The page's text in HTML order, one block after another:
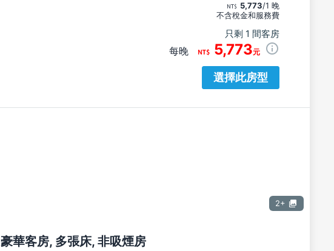
5,773/1 晚
不含稅金和服務費
只剩 1 間客房
每晚 5,773元
選擇此房型
2+
豪華客房, 多張床, 非吸煙房